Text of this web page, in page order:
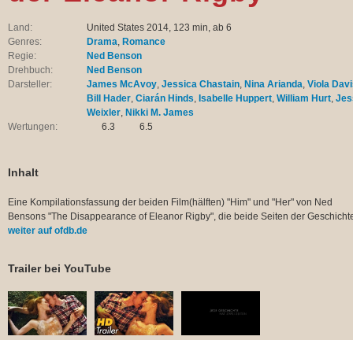
Land:
United States 2014, 123 min, ab 6
Genres:
Drama, Romance
Regie:
Ned Benson
Drehbuch:
Ned Benson
Darsteller:
James McAvoy, Jessica Chastain, Nina Arianda, Viola
Bill Hader, Ciarán Hinds, Isabelle Huppert, William Hurt,
Weixler, Nikki M. James
Wertungen:
6.3 6.5
Inhalt
Eine Kompilationsfassung der beiden Film(hälften) "Him" und "Her" von Ned
Bensons "The Disappearance of Eleanor Rigby", die beide Seiten der
weiter auf ofdb.de
Trailer bei YouTube